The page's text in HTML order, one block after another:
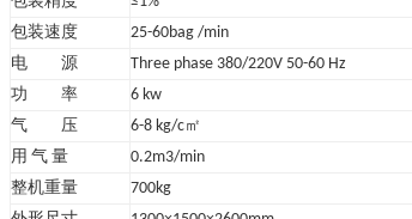
包装速度
25-60bag /min
电 源
Three phase 380/220V 50-60 Hz
功 率
6 kw
气 压
6-8 kg/c㎡
用 气 量
0.2m3/min
整机重量
700kg